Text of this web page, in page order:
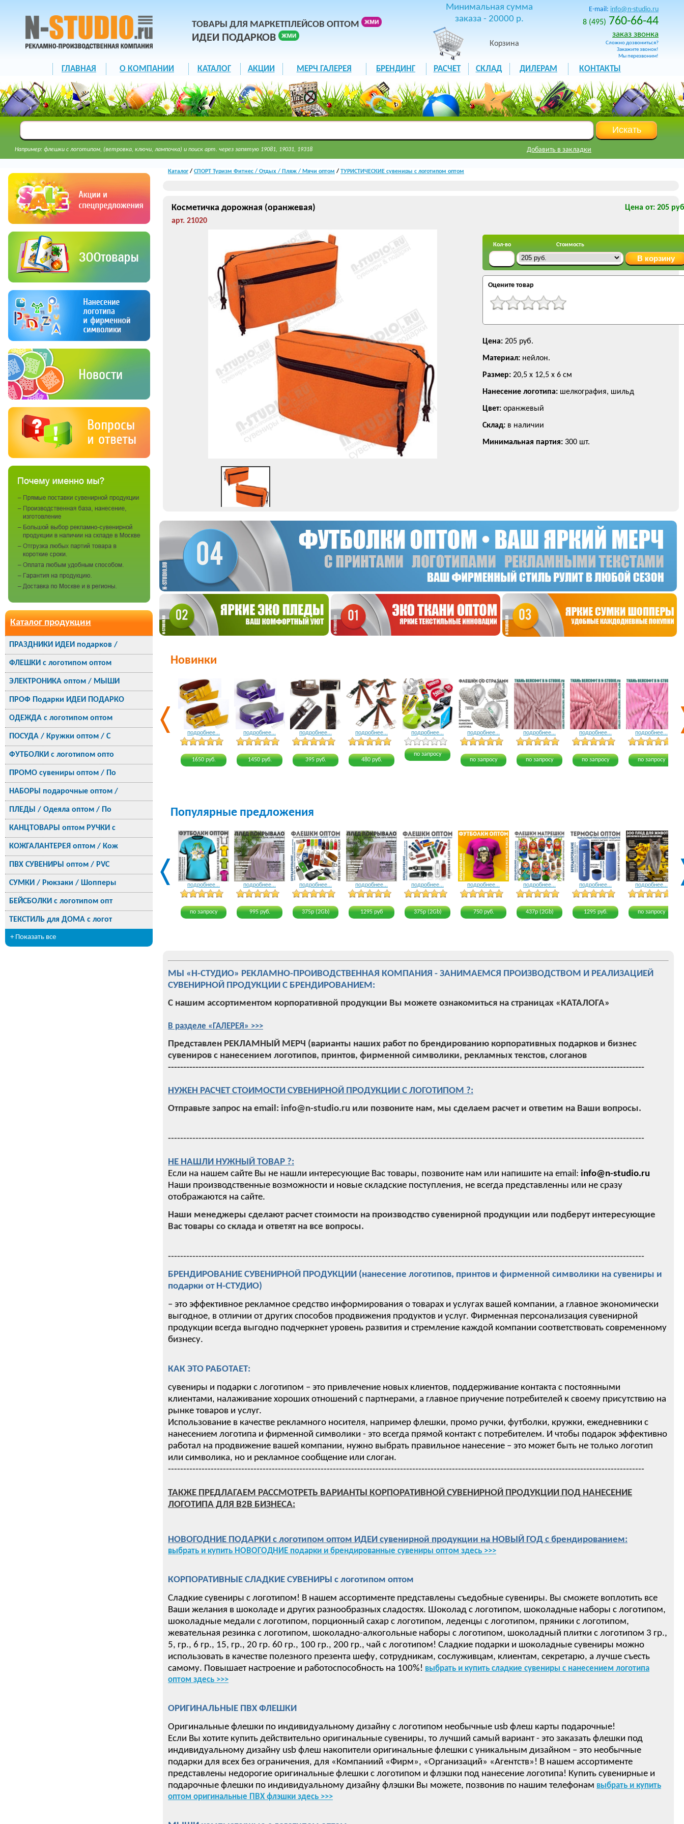
ТОВАРЫ ДЛЯ МАРКЕТПЛЕЙСОВ ОПТОМ
ИДЕИ ПОДАРКОВ
Минимальная сумма
заказа - 20000 р.
Корзина
E-mail: info@n-studio.ru
8 (495) 760-66-44
заказ звонка
Сложно дозвониться?
Закажите звонок!
Мы перезвоним!
ГЛАВНАЯ О КОМПАНИИ КАТАЛОГ АКЦИИ МЕРЧ ГАЛЕРЕЯ БРЕНДИНГ РАСЧЕТ СКЛАД ДИЛЕРАМ КОНТАКТЫ
Например: флешки с логотипом, (ветровка, ключи, лампочка) и поиск арт. через запятую 19081, 19031, 19318 Добавить в закладки
Каталог продукции
ПРАЗДНИКИ ИДЕИ подарков /
ФЛЕШКИ с логотипом оптом
ЭЛЕКТРОНИКА оптом / МЫШИ
ПРОФ Подарки ИДЕИ ПОДАРКО
ОДЕЖДА с логотипом оптом
ПОСУДА / Кружки оптом / С
ФУТБОЛКИ с логотипом опто
ПРОМО сувениры оптом / По
НАБОРЫ подарочные оптом /
ПЛЕДЫ / Одеяла оптом / По
КАНЦТОВАРЫ оптом РУЧКИ с
КОЖГАЛАНТЕРЕЯ оптом / Кож
ПВХ СУВЕНИРЫ оптом / PVC
СУМКИ / Рюкзаки / Шопперы
БЕЙСБОЛКИ с логотипом опт
ТЕКСТИЛЬ для ДОМА с логот
+ Показать все
Каталог/ СПОРТ Туризм Фитнес / Отдых / Пляж / Мячи оптом / ТУРИСТИЧЕСКИЕ сувениры с логотипом оптом
Косметичка дорожная (оранжевая)
Цена от: 205
арт. 21020
Кол-во Стоимость
Оцените товар
Цена: 205 руб.
Материал: нейлон.
Размер: 20,5 х 12,5 х 6 см
Нанесение логотипа: шелкография, шильд
Цвет: оранжевый
Склад: в наличии
Минимальная партия: 300 шт.
Новинки
подробнее...
4 голоса
1650 руб.
подробнее...
3 голоса
1450 руб.
подробнее...
3 голоса
395 руб.
подробнее...
4 голоса
480 руб.
подробнее...
по запросу
подробнее...
5 голосов
по запросу
подробнее...
12 голосов
по запросу
подробнее...
8 голосов
по запросу
подробнее...
по запросу
Популярные предложения
подробнее...
24 голоса
по запросу
подробнее...
20 голосов
995 руб.
подробнее...
15 голосов
375р (2Gb)
подробнее...
18 голосов
1295 руб
подробнее...
20 голосов
375р (2Gb)
подробнее...
23 голоса
750 руб.
подробнее...
17 голосов
437р (2Gb)
подробнее...
21 голос
1295 руб.
подробнее...
по запросу
МЫ «Н-СТУДИО» РЕКЛАМНО-ПРОИВОДСТВЕННАЯ КОМПАНИЯ - ЗАНИМАЕМСЯ ПРОИЗВОДСТВОМ И РЕАЛИЗАЦИЕЙ
СУВЕНИРНОЙ ПРОДУКЦИИ С БРЕНДИРОВАНИЕМ:
С нашим ассортиментом корпоративной продукции Вы можете ознакомиться на страницах «КАТАЛОГА»
В разделе «ГАЛЕРЕЯ» >>>
Представлен РЕКЛАМНЫЙ МЕРЧ (варианты наших работ по брендированию корпоративных подарков и бизнес
сувениров с нанесением логотипов, принтов, фирменной символики, рекламных текстов, слоганов
------------------------------------------------------------------------------------------------------------------------------------------------------------
НУЖЕН РАСЧЕТ СТОИМОСТИ СУВЕНИРНОЙ ПРОДУКЦИИ С ЛОГОТИПОМ ?:
Отправьте запрос на email: info@n-studio.ru или позвоните нам, мы сделаем расчет и ответим на Ваши вопросы.
------------------------------------------------------------------------------------------------------------------------------------------------------------
НЕ НАШЛИ НУЖНЫЙ ТОВАР ?:
Если на нашем сайте Вы не нашли интересующие Вас товары, позвоните нам или напишите на email: info@n-studio.ru
Наши производственные возможности и новые складские поступления, не всегда представленны или не сразу
отображаются на сайте.
Наши менеджеры сделают расчет стоимости на производство сувенирной продукции или подберут интересующие
Вас товары со склада и ответят на все вопросы.
------------------------------------------------------------------------------------------------------------------------------------------------------------
БРЕНДИРОВАНИЕ СУВЕНИРНОЙ ПРОДУКЦИИ (нанесение логотипов, принтов и фирменной символики на сувениры и
подарки от Н-СТУДИО)
– это эффективное рекламное средство информирования о товарах и услугах вашей компании, а главное экономически
выгодное, в отличии от других способов продвижения продуктов и услуг. Фирменная персонализация сувенирной
продукции всегда выгодно подчеркнет уровень развития и стремление каждой компании соответствовать современному
бизнесу.
КАК ЭТО РАБОТАЕТ:
сувениры и подарки с логотипом – это привлечение новых клиентов, поддерживание контакта с постоянными
клиентами, налаживание хороших отношений с партнерами, а главное приучение потребителей к своему присутствию на
рынке товаров и услуг.
Использование в качестве рекламного носителя, например флешки, промо ручки, футболки, кружки, ежедневники с
нанесением логотипа и фирменной символики - это всегда прямой контакт с потребителем. И чтобы подарок эффективно
работал на продвижение вашей компании, нужно выбрать правильное нанесение – это может быть не только логотип
или символика, но и рекламное сообщение или слоган.
------------------------------------------------------------------------------------------------------------------------------------------------------------
ТАКЖЕ ПРЕДЛАГАЕМ РАССМОТРЕТЬ ВАРИАНТЫ КОРПОРАТИВНОЙ СУВЕНИРНОЙ ПРОДУКЦИИ ПОД НАНЕСЕНИЕ
ЛОГОТИПА ДЛЯ B2B БИЗНЕСА:
НОВОГОДНИЕ ПОДАРКИ с логотипом оптом ИДЕИ сувенирной продукции на НОВЫЙ ГОД с брендированием:
выбрать и купить НОВОГОДНИЕ подарки и брендированные сувениры оптом здесь >>>
КОРПОРАТИВНЫЕ СЛАДКИЕ СУВЕНИРЫ с логотипом оптом
Сладкие сувениры с логотипом! В нашем ассортименте представлены съедобные сувениры. Вы сможете воплотить все
Ваши желания в шоколаде и других разнообразных сладостях. Шоколад с логотипом, шоколадные наборы с логотипом,
шоколадные медали с логотипом, порционный сахар с логотипом, леденцы с логотипом, пряники с логотипом,
жевательная резинка с логотипом, шоколадно-алкогольные наборы с логотипом, шоколадный плитки с логотипом 3 гр.,
5, гр., 6 гр., 15, гр., 20 гр. 60 гр., 100 гр., 200 гр., чай с логотипом! Сладкие подарки и шоколадные сувениры можно
использовать в качестве полезного презента шефу, сотрудникам, сослуживцам, клиентам, секретарю, а лучше съесть
самому. Повышает настроение и работоспособность на 100%! выбрать и купить сладкие сувениры с нанесением логотипа
оптом здесь >>>
ОРИГИНАЛЬНЫЕ ПВХ ФЛЕШКИ
Оригинальные флешки по индивидуальному дизайну с логотипом необычные usb флеш карты подарочные!
Если Вы хотите купить действительно оригинальные сувениры, то лучший самый вариант - это заказать флешки под
индивидуальному дизайну usb флеш накопители оригинальные флешки с уникальным дизайном – это необычные
подарки для всех без ограничения, для «Компаниий «Фирм», «Организаций» «Агентств»! В нашем ассортименте
представлены недорогие оригинальные флешки с логотипом и флэшки под нанесение логотипа! Купить сувенирные и
подарочные флешки по индивидуальному дизайну флэшки Вы можете, позвонив по нашим телефонам выбрать и купить
оптом оригинальные ПВХ флэшки здесь >>>